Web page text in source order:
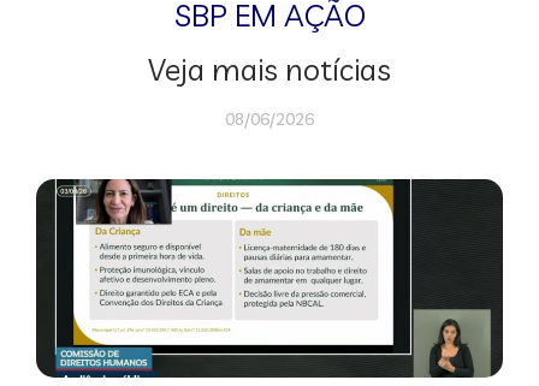
SBP EM AÇÃO
Veja mais notícias
08/06/2026